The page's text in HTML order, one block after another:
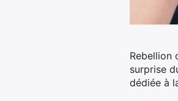
Rebellion
surprise
dédiée à